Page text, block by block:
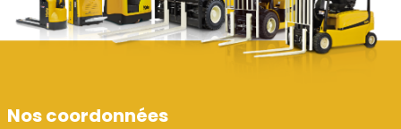
Nos coordonnées